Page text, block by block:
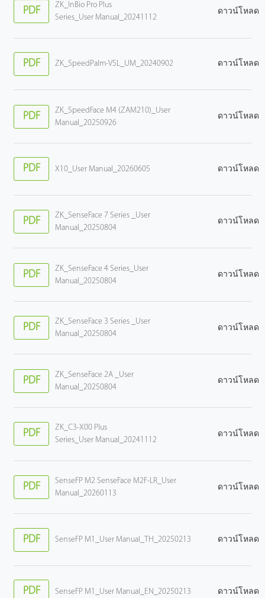
PDF
ZK_InBio Pro Plus
Series_User Manual_20241112
ดาวน์โหลด
PDF ZK_SpeedPalm-V5L_UM_20240902 ดาวน์โหลด
PDF
ZK_SpeedFace M4 (ZAM210)_User
Manual_20250926
ดาวน์โหลด
PDF X10_User Manual_20260605 ดาวน์โหลด
PDF
ZK_SenseFace 7 Series _User
Manual_20250804
ดาวน์โหลด
PDF
ZK_SenseFace 4 Series_User
Manual_20250804
ดาวน์โหลด
PDF
ZK_SenseFace 3 Series _User
Manual_20250804
ดาวน์โหลด
PDF
ZK_SenseFace 2A _User
Manual_20250804
ดาวน์โหลด
PDF
ZK_C3-X00 Plus
Series_User Manual_20241112
ดาวน์โหลด
PDF
SenseFP M2 SenseFace M2F-LR_User
Manual_20260113
ดาวน์โหลด
PDF SenseFP M1_User Manual_TH_20250213 ดาวน์โหลด
PDF SenseFP M1_User Manual_EN_20250213 ดาวน์โหลด